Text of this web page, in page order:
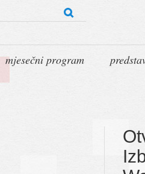
mjesečni program